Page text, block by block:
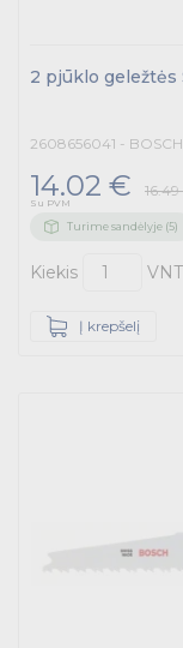
2 pjūklo geležtės
2608656041 - BOSCH
14.02 €
Su PVM
Turime sandėlyje (5)
Kiekis VNT
Į krepšelį